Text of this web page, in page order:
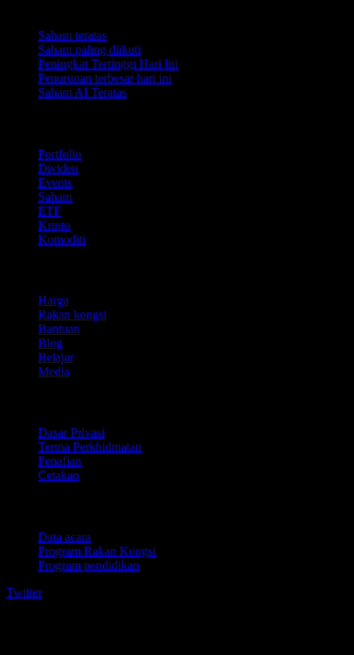
Saham teratas
Saham paling diikuti
Peningkat Tertinggi Hari Ini
Penurunan terbesar hari ini
Saham AI Teratas
Portfolio
Dividen
Events
Saham
ETF
Kripto
Komoditi
Harga
Rakan kongsi
Bantuan
Blog
Belajar
Media
Dasar Privasi
Terma Perkhidmatan
Penafian
Cetakan
Data acara
Program Rakan Kongsi
Program pendidikan
Twitter